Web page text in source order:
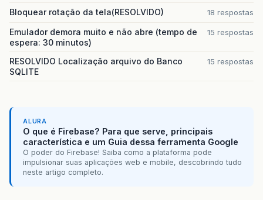
Bloquear rotação da tela(RESOLVIDO) 18 respostas
Emulador demora muito e não abre (tempo de
espera: 30 minutos)
15 respostas
RESOLVIDO Localização arquivo do Banco
SQLITE
15 respostas
ALURA
O que é Firebase? Para que serve, principais
característica e um Guia dessa ferramenta Google
O poder do Firebase! Saiba como a plataforma pode
impulsionar suas aplicações web e mobile, descobrindo tudo
neste artigo completo.